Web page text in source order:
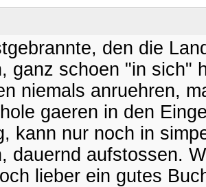
den die
ganz schoen "in sich"
niemals anruehren,
gaeren in den
kann nur noch in
dauernd aufstossen.
lieber ein gutes